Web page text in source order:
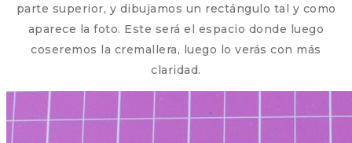
parte superior, y dibujamos un rectángulo tal y como
aparece la foto. Este será el espacio donde luego
coseremos la cremallera, luego lo verás con más
claridad.